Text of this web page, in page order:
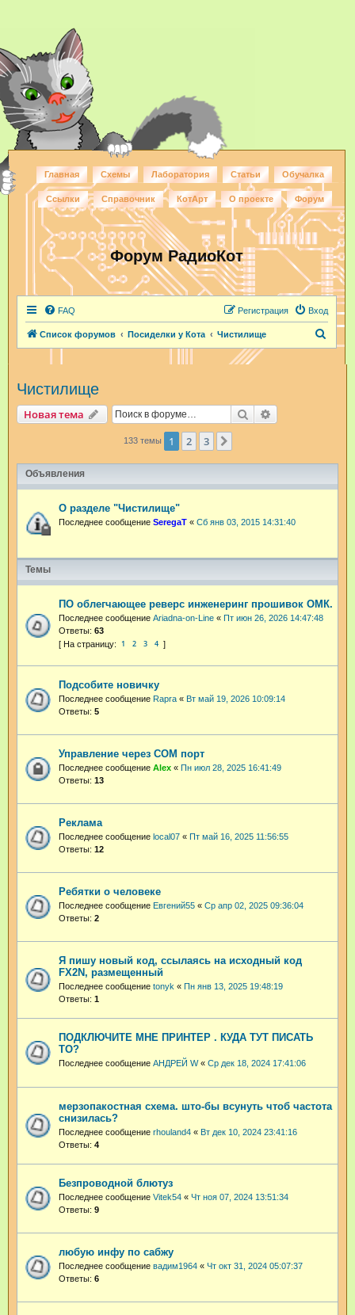
Главная Схемы Лаборатория Статьи Обучалка
Ссылки Справочник КотАрт О проекте Форум
Форум РадиоКот
FAQ Вход
Регистрация
Список форумов Посиделки у Кота Чистилище
Чистилище
Новая тема Поиск
133 темы 1 2 3
Объявления
О разделе "Чистилище"
Последнее сообщение SeregaT « Сб янв 03, 2015 14:31:40
Темы
ПО облегчающее реверс инженеринг прошивок ОМК.
Последнее сообщение Ariadna-on-Line « Пт июн 26, 2026 14:47:48
Ответы: 63
1 2 3 4
Подсобите новичку
Последнее сообщение Rapra « Вт май 19, 2026 10:09:14
Ответы: 5
Управление через COM порт
Последнее сообщение Аlex « Пн июл 28, 2025 16:41:49
Ответы: 13
Реклама
Последнее сообщение local07 « Пт май 16, 2025 11:56:55
Ответы: 12
Ребятки о человеке
Последнее сообщение Евгений55 « Ср апр 02, 2025 09:36:04
Ответы: 2
Я пишу новый код, ссылаясь на исходный код
FX2N, размещенный
Последнее сообщение tonyk « Пн янв 13, 2025 19:48:19
Ответы: 1
ПОДКЛЮЧИТЕ МНЕ ПРИНТЕР . КУДА ТУТ ПИСАТЬ
ТО?
Последнее сообщение АНДРЕЙ W« Ср дек 18, 2024 17:41:06
мерзопакостная схема. што-бы всунуть чтоб частота
снизилась?
Последнее сообщение rhouland4 « Вт дек 10, 2024 23:41:16
Ответы: 4
Безпроводной блютуз
Последнее сообщение Vitek54 « Чт ноя 07, 2024 13:51:34
Ответы: 9
любую инфу по сабжу
Последнее сообщение вадим1964 « Чт окт 31, 2024 05:07:37
Ответы: 6